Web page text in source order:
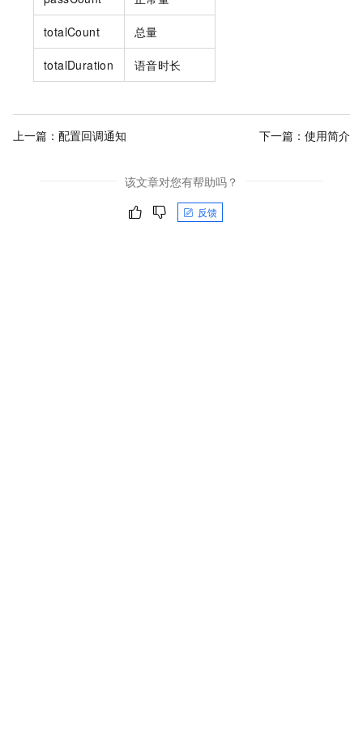
totalCount 总量
totalDuration 语音时长
上一篇： 配置回调通知 下一篇： 使用简介
该文章对您有帮助吗？
反馈